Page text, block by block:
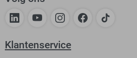
Klantenservice